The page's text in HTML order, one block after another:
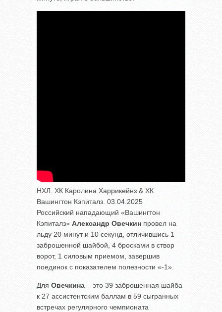
НХЛ. ХК Каролина Харрикейнз & ХК
Вашингтон Кэпиталз. 03.04.2025
Российский нападающий «Вашингтон
Кэпиталз» Александр Овечкин провел на
льду 20 минут и 10 секунд, отличившись 1
заброшенной шайбой, 4 бросками в створ
ворот, 1 силовым приемом, завершив
поединок с показателем полезности «-1».
Для Овечкина – это 39 заброшенная шайба
к 27 ассистентским баллам в 59 сыгранных
встречах регулярного чемпионата